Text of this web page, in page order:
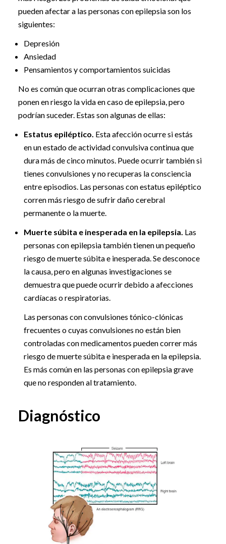
pueden afectar a las personas con epilepsia son los
siguientes:
Depresión
Ansiedad
Pensamientos y comportamientos suicidas
No es común que ocurran otras complicaciones que
ponen en riesgo la vida en caso de epilepsia, pero
podrían suceder. Estas son algunas de ellas:
Estatus epiléptico. Esta afección ocurre si estás
en un estado de actividad convulsiva continua que
dura más de cinco minutos. Puede ocurrir también si
tienes convulsiones y no recuperas la consciencia
entre episodios. Las personas con estatus epiléptico
corren más riesgo de sufrir daño cerebral
permanente o la muerte.
Muerte súbita e inesperada en la epilepsia. Las
personas con epilepsia también tienen un pequeño
riesgo de muerte súbita e inesperada. Se desconoce
la causa, pero en algunas investigaciones se
demuestra que puede ocurrir debido a afecciones
cardíacas o respiratorias.
Las personas con convulsiones tónico-clónicas
frecuentes o cuyas convulsiones no están bien
controladas con medicamentos pueden correr más
riesgo de muerte súbita e inesperada en la epilepsia.
Es más común en las personas con epilepsia grave
que no responden al tratamiento.
Diagnóstico